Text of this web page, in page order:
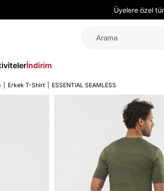
Üyelere özel
İndirim
Erkek T-Shirt ESSENTIAL SEAMLESS